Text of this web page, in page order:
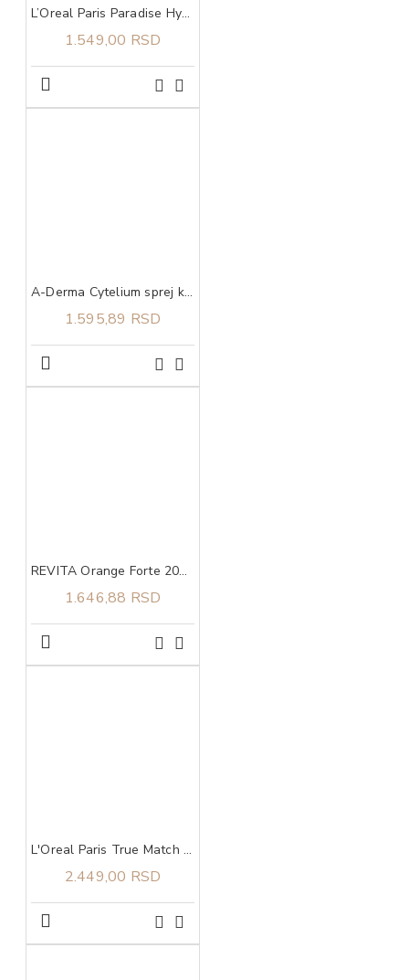
L’Oreal Paris Paradise Hyaluron Tint serum za usne u boji 601 Worth It
1.549,00 RSD
A-Derma Cytelium sprej koji suši i umiruje iritacije na koži 100 ml
1.595,89 RSD
REVITA Orange Forte 200 g
1.646,88 RSD
L'Oreal Paris True Match tonirani serum 1-2
2.449,00 RSD